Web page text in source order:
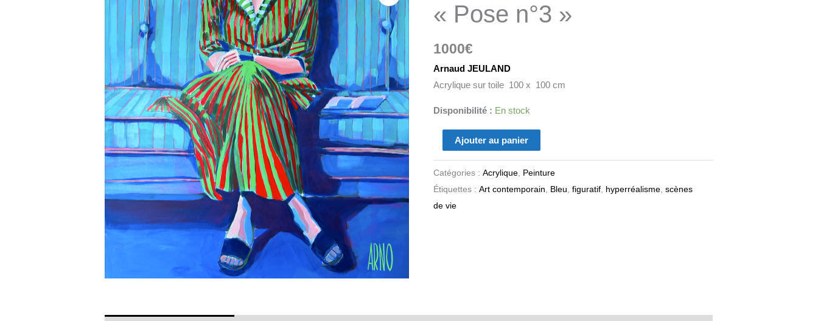
« Pose n°3 »
1000€
Arnaud JEULAND
Acrylique sur toile 100 x 100 cm
Disponibilité : En stock
"Pose
Ajouter au panier
Catégories : Acrylique
Peinture
Étiquettes : Art contemporain Bleu figuratif hyperréalisme scènes
de vie